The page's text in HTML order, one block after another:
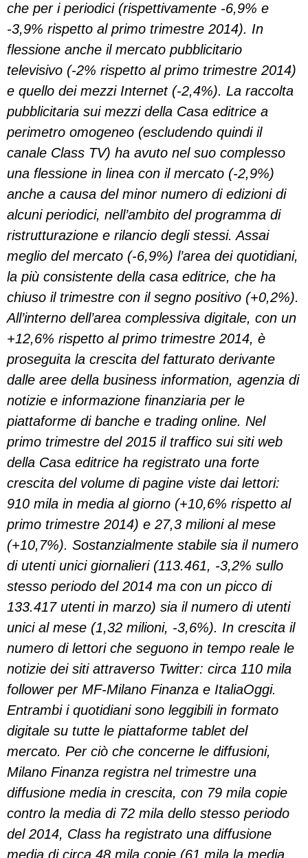
che per i periodici (rispettivamente -6,9% e
-3,9% rispetto al primo trimestre 2014). In
flessione anche il mercato pubblicitario
televisivo (-2% rispetto al primo trimestre 2014)
e quello dei mezzi Internet (-2,4%). La raccolta
pubblicitaria sui mezzi della Casa editrice a
perimetro omogeneo (escludendo quindi il
canale Class TV) ha avuto nel suo complesso
una flessione in linea con il mercato (-2,9%)
anche a causa del minor numero di edizioni di
alcuni periodici, nell’ambito del programma di
ristrutturazione e rilancio degli stessi. Assai
meglio del mercato (-6,9%) l’area dei quotidiani,
la più consistente della casa editrice, che ha
chiuso il trimestre con il segno positivo (+0,2%).
All’interno dell’area complessiva digitale, con un
+12,6% rispetto al primo trimestre 2014, è
proseguita la crescita del fatturato derivante
dalle aree della business information, agenzia di
notizie e informazione finanziaria per le
piattaforme di banche e trading online. Nel
primo trimestre del 2015 il traffico sui siti web
della Casa editrice ha registrato una forte
crescita del volume di pagine viste dai lettori:
910 mila in media al giorno (+10,6% rispetto al
primo trimestre 2014) e 27,3 milioni al mese
(+10,7%). Sostanzialmente stabile sia il numero
di utenti unici giornalieri (113.461, -3,2% sullo
stesso periodo del 2014 ma con un picco di
133.417 utenti in marzo) sia il numero di utenti
unici al mese (1,32 milioni, -3,6%). In crescita il
numero di lettori che seguono in tempo reale le
notizie dei siti attraverso Twitter: circa 110 mila
follower per MF-Milano Finanza e ItaliaOggi.
Entrambi i quotidiani sono leggibili in formato
digitale su tutte le piattaforme tablet del
mercato. Per ciò che concerne le diffusioni,
Milano Finanza registra nel trimestre una
diffusione media in crescita, con 79 mila copie
contro la media di 72 mila dello stesso periodo
del 2014, Class ha registrato una diffusione
media di circa 48 mila copie (61 mila la media